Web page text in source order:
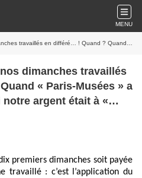
MENU
Quand « Paris-Musées » a le temps… ! Comme si notre argent était à « Paris-Musées » !!!
dimanches travaillés
« Paris-Musées » a
argent était à «
premiers dimanches soit payée
travaillé : c’est l’application du